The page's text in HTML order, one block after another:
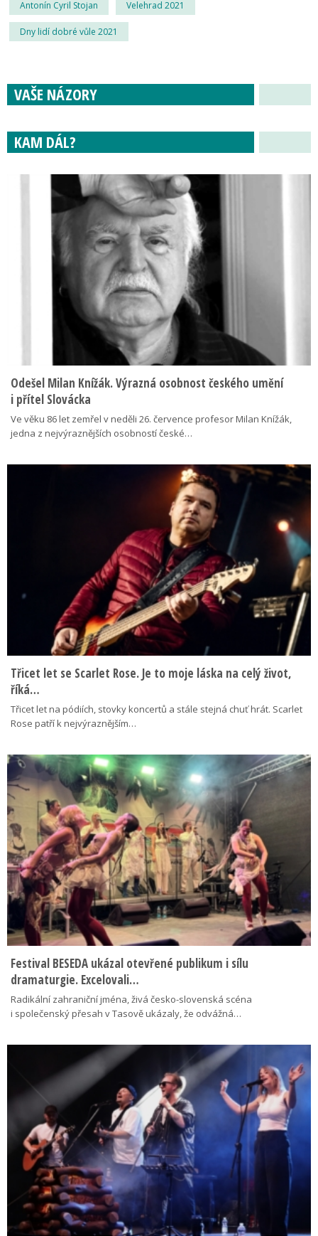
Antonín Cyril Stojan Velehrad 2021
Dny lidí dobré vůle 2021
VAŠE NÁZORY
KAM DÁL?
Odešel Milan Knížák. Výrazná osobnost českého umění
i přítel Slovácka
Ve věku 86 let zemřel v neděli 26. července profesor Milan Knížák,
jedna z nejvýraznějších osobností české…
Třicet let se Scarlet Rose. Je to moje láska na celý život,
říká…
Třicet let na pódiích, stovky koncertů a stále stejná chuť hrát. Scarlet
Rose patří k nejvýraznějším…
Festival BESEDA ukázal otevřené publikum i sílu
dramaturgie. Excelovali…
Radikální zahraniční jména, živá česko-slovenská scéna
i společenský přesah v Tasově ukázaly, že odvážná…